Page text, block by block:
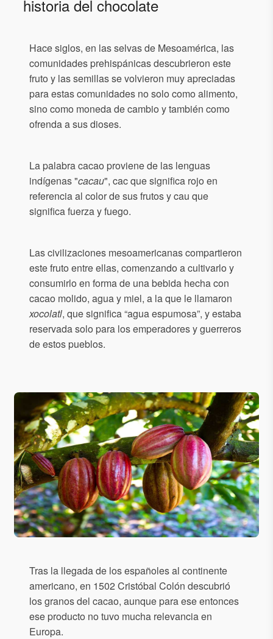
historia del chocolate
Hace siglos, en las selvas de Mesoamérica, las
comunidades prehispánicas descubrieron este
fruto y las semillas se volvieron muy apreciadas
para estas comunidades no solo como alimento,
sino como moneda de cambio y también como
ofrenda a sus dioses.
La palabra cacao proviene de las lenguas
indígenas "cacau", cac que significa rojo en
referencia al color de sus frutos y cau que
significa fuerza y fuego.
Las civilizaciones mesoamericanas compartieron
este fruto entre ellas, comenzando a cultivarlo y
consumirlo en forma de una bebida hecha con
cacao molido, agua y miel, a la que le llamaron
xocolatl, que significa “agua espumosa”, y estaba
reservada solo para los emperadores y guerreros
de estos pueblos.
Tras la llegada de los españoles al continente
americano, en 1502 Cristóbal Colón descubrió
los granos del cacao, aunque para ese entonces
ese producto no tuvo mucha relevancia en
Europa.